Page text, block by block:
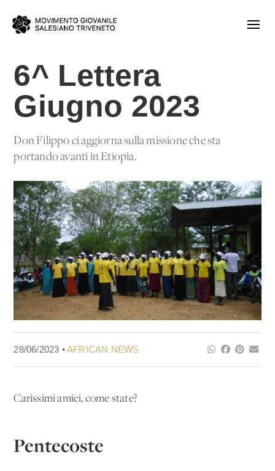
6^ Lettera
Giugno 2023
Don Filippo ci aggiorna sulla missione che sta
portando avanti in Etiopia.
28/06/2023 •AFRICAN NEWS
Carissimi amici, come state?
Pentecoste